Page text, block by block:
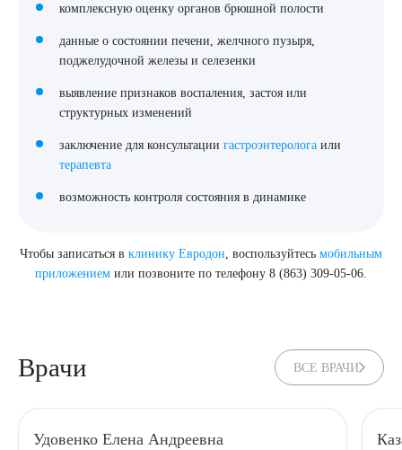
комплексную оценку органов брюшной полости
данные о состоянии печени, желчного пузыря,
поджелудочной железы и селезенки
выявление признаков воспаления, застоя или
структурных изменений
заключение для консультациигастроэнтеролога или
терапевта
возможность контроля состояния в динамике
Чтобы записаться в клинику Евродон, воспользуйтесь мобильным
приложением или позвоните по телефону 8 (863) 309-05-06.
Врачи ВСЕ ВРАЧИ
Удовенко Елена Андреевна